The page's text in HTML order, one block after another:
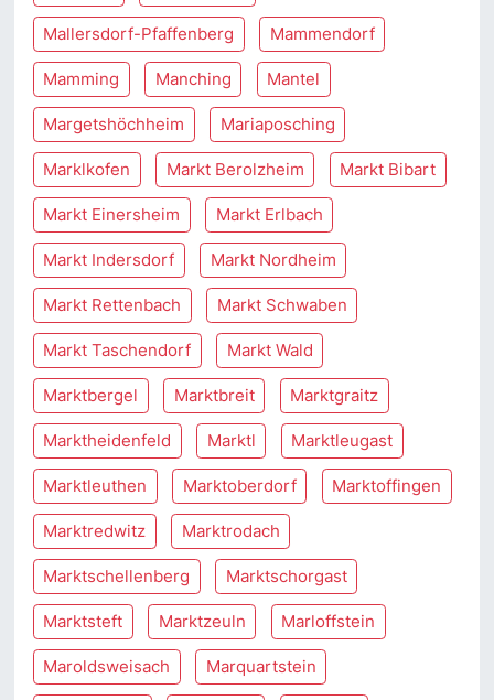
Mallersdorf-Pfaffenberg Mammendorf
Mamming Manching Mantel
Margetshöchheim Mariaposching
Marklkofen Markt Berolzheim Markt Bibart
Markt Einersheim Markt Erlbach
Markt Indersdorf Markt Nordheim
Markt Rettenbach Markt Schwaben
Markt Taschendorf Markt Wald
Marktbergel Marktbreit Marktgraitz
Marktheidenfeld Marktl Marktleugast
Marktleuthen Marktoberdorf Marktoffingen
Marktredwitz Marktrodach
Marktschellenberg Marktschorgast
Marktsteft Marktzeuln Marloffstein
Maroldsweisach Marquartstein